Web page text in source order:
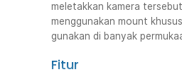
meletakkan kamera
menggunakan mount
gunakan di banyak
Fitur